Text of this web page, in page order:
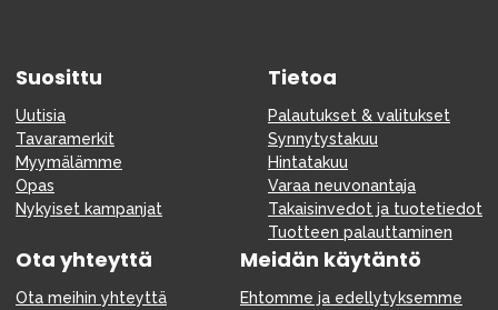
Suosittu
Uutisia
Tavaramerkit
Myymälämme
Opas
Nykyiset kampanjat
Tietoa
Palautukset & valitukset
Synnytystakuu
Hintatakuu
Varaa neuvonantaja
Takaisinvedot ja tuotetiedot
Tuotteen palauttaminen
Ota yhteyttä
Ota meihin yhteyttä
Meidän käytäntö
Ehtomme ja edellytyksemme